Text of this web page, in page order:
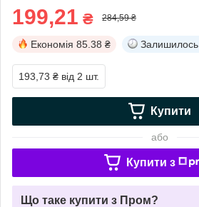
199,21 ₴ 284,59 ₴
Економія 85.38 ₴ Залишилось
193,73 ₴ від 2 шт.
Купити
або
Купити з
Що таке купити з Пром?